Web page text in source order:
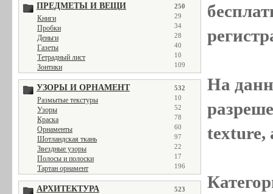
ПРЕДМЕТЫ И ВЕЩИ 250
Книги 29
Пробки 34
Деньги 28
Газеты 40
Тетрадный лист 10
Зонтики 109
УЗОРЫ И ОРНАМЕНТ 532
Размытые текстуры 10
Узоры 52
Краска 78
Орнаменты 60
Шотландская ткань 97
Звездные узоры 22
Полосы и полоски 17
Тартан орнамент 196
АРХИТЕКТУРА 523
На
texture,